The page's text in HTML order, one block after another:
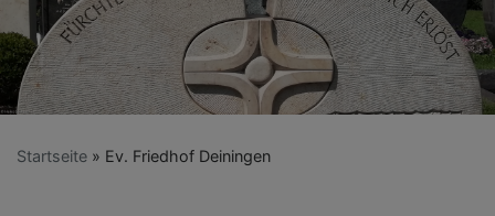
Startseite Ev. Friedhof Deiningen